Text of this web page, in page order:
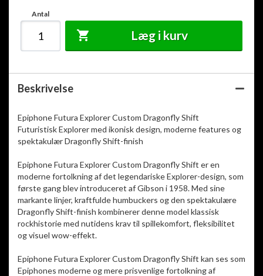
Antal
Læg i kurv
Beskrivelse
Epiphone Futura Explorer Custom Dragonfly Shift
Futuristisk Explorer med ikonisk design, moderne features og
spektakulær Dragonfly Shift-finish
Epiphone Futura Explorer Custom Dragonfly Shift er en
moderne fortolkning af det legendariske Explorer-design, som
første gang blev introduceret af Gibson i 1958. Med sine
markante linjer, kraftfulde humbuckers og den spektakulære
Dragonfly Shift-finish kombinerer denne model klassisk
rockhistorie med nutidens krav til spillekomfort, fleksibilitet
og visuel wow-effekt.
Epiphone Futura Explorer Custom Dragonfly Shift kan ses som
Epiphones moderne og mere prisvenlige fortolkning af